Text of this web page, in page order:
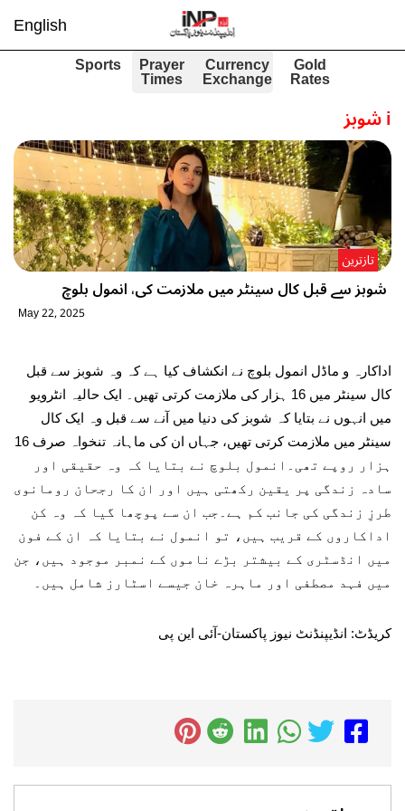
English
Gold
Rates
Currency
Exchange
Prayer
Times
Sports
iشوبز
شوبز سے قبل کال سینٹر میں ملازمت کی، انمول بلوچ
تازترین
May 22, 2025
اداکارہ و ماڈل انمول بلوچ نے انکشاف کیا ہے کہ وہ شوبز سے قبل
کال سینٹر میں 16 ہزار کی ملازمت کرتی تھیں۔ ایک حالیہ انٹرویو
میں انہوں نے بتایا کہ شوبز کی دنیا میں آنے سے قبل وہ ایک کال
سینٹر میں ملازمت کرتی تھیں، جہاں ان کی ماہانہ تنخواہ صرف 16
ہزار روپے تھی۔انمول بلوچ نے بتایا کہ وہ حقیقی اور
سادہ زندگی پر یقین رکھتی ہیں اور ان کا رجحان رومانوی
طرزِ زندگی کی جانب کم ہے۔جب ان سے پوچھا گیا کہ وہ کن
اداکاروں کے قریب ہیں، تو انمول نے بتایا کہ ان کے فون
میں انڈسٹری کے بیشتر بڑے ناموں کے نمبر موجود ہیں، جن
میں فہد مصطفی اور ماہرہ خان جیسے اسٹارز شامل ہیں۔
کریڈٹ: انڈیپنڈنٹ نیوز پاکستان-آئی این پی